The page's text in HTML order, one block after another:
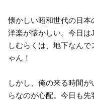
懐かしい昭和世代の日本
洋楽が懐かしい。今日
しむらくは、地下なん
ゃん！
しかし、俺の来る時間
らなのが心配。今日も先